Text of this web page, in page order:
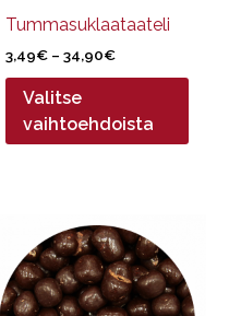
Tummasuklaataateli
3,49€ – 34,90€Hintaluokka:
3,49€
34,90€
Valitse
vaihtoehdoista